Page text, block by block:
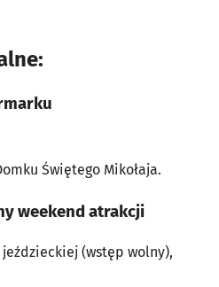
Świętego Mikołaja.
weekend atrakcji
(wstęp wolny),